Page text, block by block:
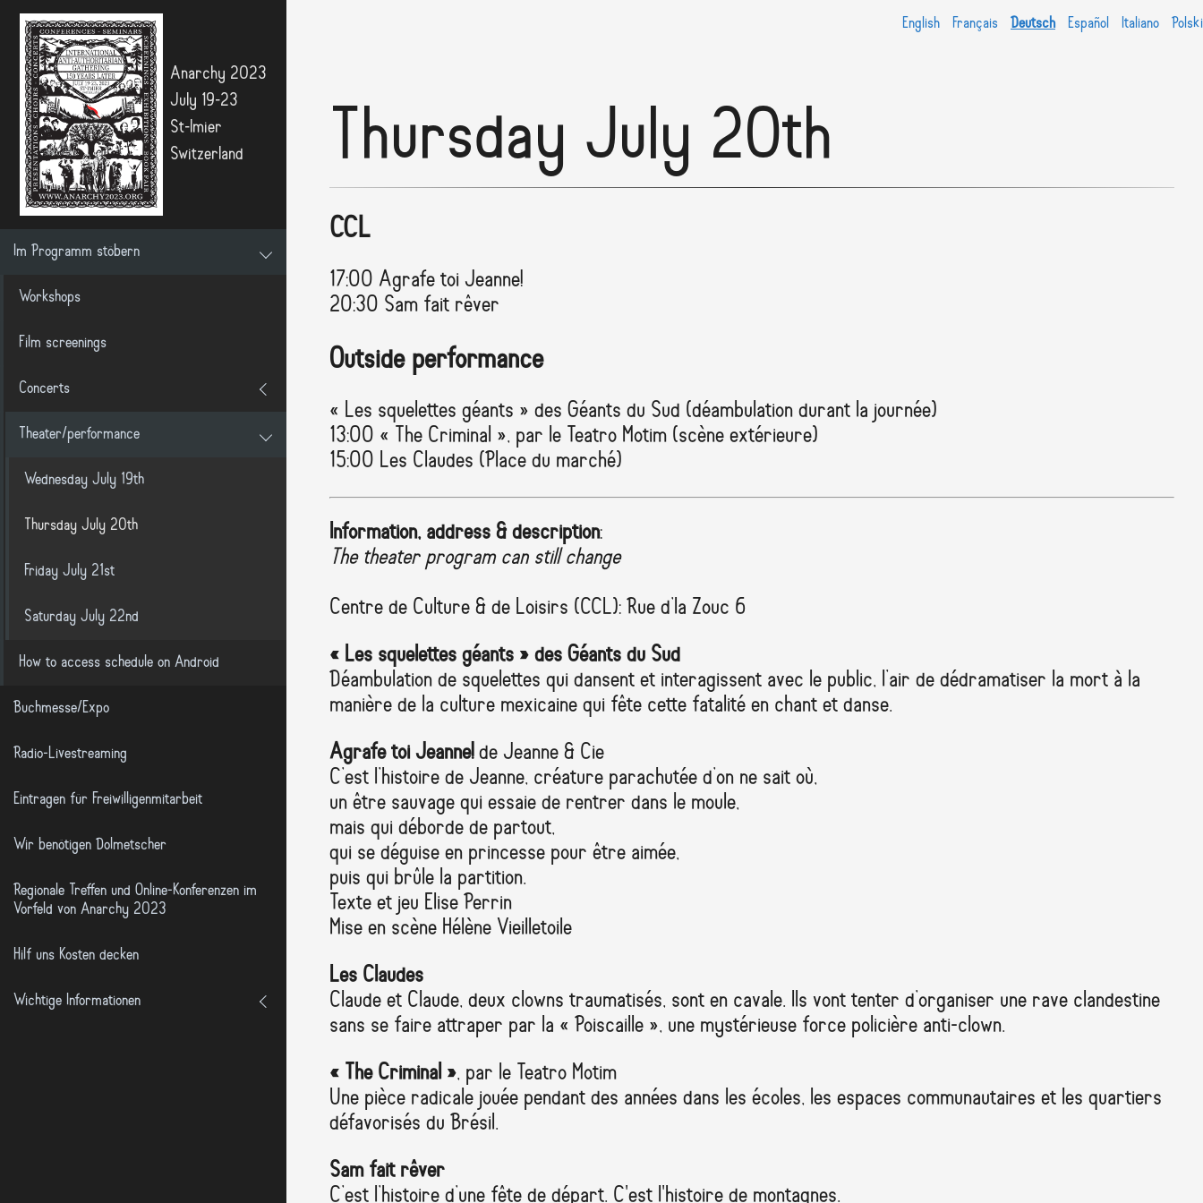
Anarchy 2023
July 19-23
St-Imier
Switzerland
Im Programm stöbern
Workshops
Film screenings
Concerts
Theater/performance
Wednesday July 19th
Thursday July 20th
Friday July 21st
Saturday July 22nd
How to access schedule on Android
Buchmesse/Expo
Radio-Livestreaming
Eintragen für Freiwilligenmitarbeit
Wir benötigen Dolmetscher
Regionale Treffen und Online-Konferenzen im
Vorfeld von Anarchy 2023
Hilf uns Kosten decken
Wichtige Informationen
English Français Deutsch Español Italiano Polski
Thursday July 20th
CCL
17:00 Agrafe toi Jeanne!
20:30 Sam fait rêver
Outside performance
« Les squelettes géants » des Géants du Sud (déambulation durant la journée)
13:00 « The Criminal », par le Teatro Motim (scène extérieure)
15:00 Les Claudes (Place du marché)
Information, address & description:
The theater program can still change
Centre de Culture & de Loisirs (CCL): Rue d’la Zouc 6
« Les squelettes géants » des Géants du Sud
Déambulation de squelettes qui dansent et interagissent avec le public, l’air de dédramatiser la mort à la
manière de la culture mexicaine qui fête cette fatalité en chant et danse.
Agrafe toi Jeanne!de Jeanne & Cie
C’est l’histoire de Jeanne, créature parachutée d’on ne sait où,
un être sauvage qui essaie de rentrer dans le moule,
mais qui déborde de partout,
qui se déguise en princesse pour être aimée,
puis qui brûle la partition.
Texte et jeu Elise Perrin
Mise en scène Hélène Vieilletoile
Les Claudes
Claude et Claude, deux clowns traumatisés, sont en cavale. Ils vont tenter d’organiser une rave clandestine
sans se faire attraper par la « Poiscaille », une mystérieuse force policière anti-clown.
« The Criminal », par le Teatro Motim
Une pièce radicale jouée pendant des années dans les écoles, les espaces communautaires et les quartiers
défavorisés du Brésil.
Sam fait rêver
C’est l’histoire d’une fête de départ. C'est l'histoire de montagnes.